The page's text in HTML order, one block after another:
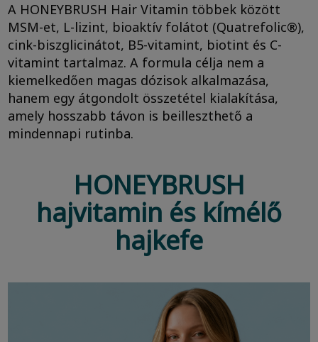
A HONEYBRUSH Hair Vitamin többek között
MSM-et, L-lizint, bioaktív folátot (Quatrefolic®),
cink-biszglicinátot, B5-vitamint, biotint és C-
vitamint tartalmaz. A formula célja nem a
kiemelkedően magas dózisok alkalmazása,
hanem egy átgondolt összetétel kialakítása,
amely hosszabb távon is beilleszthető a
mindennapi rutinba.
HONEYBRUSH
hajvitamin és kímélő
hajkefe